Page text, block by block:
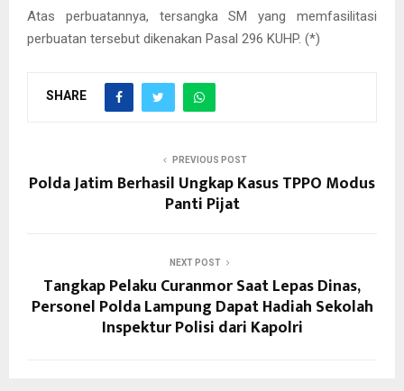
Atas perbuatannya, tersangka SM yang memfasilitasi
perbuatan tersebut dikenakan Pasal 296 KUHP. (*)
SHARE
PREVIOUS POST
Polda Jatim Berhasil Ungkap Kasus TPPO Modus
Panti Pijat
NEXT POST
Tangkap Pelaku Curanmor Saat Lepas Dinas,
Personel Polda Lampung Dapat Hadiah Sekolah
Inspektur Polisi dari Kapolri